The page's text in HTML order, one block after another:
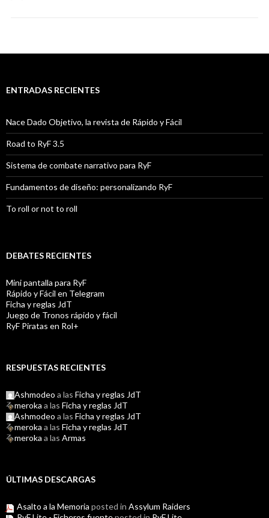
ENTRADAS RECIENTES
Nace Dado Objetivo, la revista de Rápido y Fácil
Road to RyF 3.5
Sistema de combate narrativo para RyF
Fundamentos de diseño: personalizando RyF
To roll or not to roll
DEBATES RECIENTES
Mini pantalla para RyF
Rápido y Fácil en Telegram
Ficha y reglas JdT
Juego de Tronos rápido y fácil
RyF Piratas en Rol+
RESPUESTAS RECIENTES
Ashmodeo a las Ficha y reglas JdT
meroka a las Ficha y reglas JdT
Ashmodeo a las Ficha y reglas JdT
meroka a las Ficha y reglas JdT
meroka a las Armas
ÚLTIMAS DESCARGAS
Asalto a la Memoria posted in Assylum Raiders